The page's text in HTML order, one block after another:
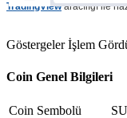
TradingViewaracılığı ile
Göstergeler İşlem
Coin Genel Bilgileri
Coin Sembolü